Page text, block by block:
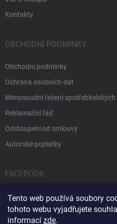
Tento web používá soubory
tohoto webu vyjadřujete
informací zde.
Kontakty
OBCHODNÍ PODMÍNKY
Obchodní podmínky
Ochrana osobních dat
Mimosoudní řešení spotřebitelských
Reklamační řád
Odstoupení od smlouvy
Autorské poplatky
FACEBOOK